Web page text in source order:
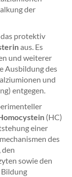
der
protektiv
aus. Es
und weiterer
Ausbildung des
und
entgegen.
(HC)
einer
des
den
sowie den